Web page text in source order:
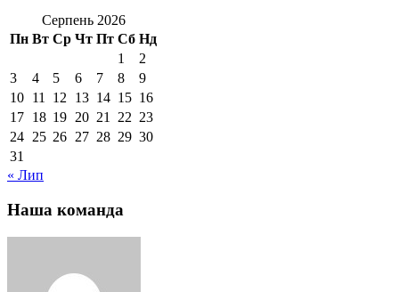
Серпень 2026
Пн Вт Ср Чт Пт Сб Нд
1
2
3
4 5 6 7 8
9
10 11 12 13 14 15 16
17 18 19 20 21 22 23
24 25 26 27 28 29 30
31
« Лип
Наша команда